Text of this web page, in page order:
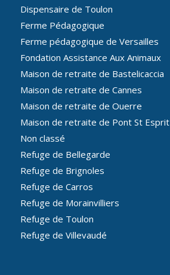
Dispensaire de Toulon
Ferme Pédagogique
Ferme pédagogique de Versailles
Fondation Assistance Aux Animaux
Maison de retraite de Bastelicaccia
Maison de retraite de Cannes
Maison de retraite de Ouerre
Maison de retraite de Pont St Esprit
Non classé
Refuge de Bellegarde
Refuge de Brignoles
Refuge de Carros
Refuge de Morainvilliers
Refuge de Toulon
Refuge de Villevaudé